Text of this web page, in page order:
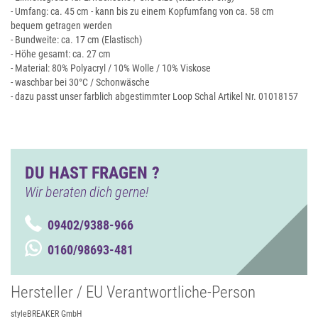
- Umfang: ca. 45 cm - kann bis zu einem Kopfumfang von ca. 58 cm
bequem getragen werden
- Bundweite: ca. 17 cm (Elastisch)
- Höhe gesamt: ca. 27 cm
- Material: 80% Polyacryl / 10% Wolle / 10% Viskose
- waschbar bei 30°C / Schonwäsche
- dazu passt unser farblich abgestimmter Loop Schal Artikel Nr. 01018157
DU HAST FRAGEN ?
Wir beraten dich gerne!
09402/9388-966
0160/98693-481
Hersteller / EU Verantwortliche-Person
styleBREAKER GmbH